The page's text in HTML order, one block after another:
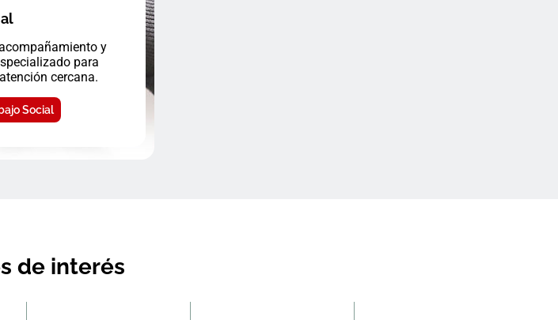
y
para
cercana.
Social
de interés